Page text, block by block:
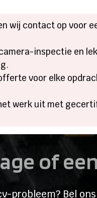
wij contact op voor
inspectie en
voor elke
werk uit met
of
probleem? Bel